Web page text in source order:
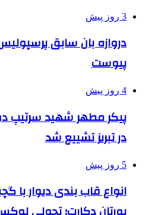
3 روز پیش
دروازه بان سابق
پیوست
4 روز پیش
پیکر مطهر شهید سرتیپ
در تبریز تشییع شد
5 روز پیش
انواع قاب بندی دیوار با